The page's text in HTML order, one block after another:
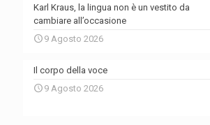
Karl Kraus, la lingua non è un vestito da
cambiare all’occasione
9 Agosto 2026
Il corpo della voce
9 Agosto 2026